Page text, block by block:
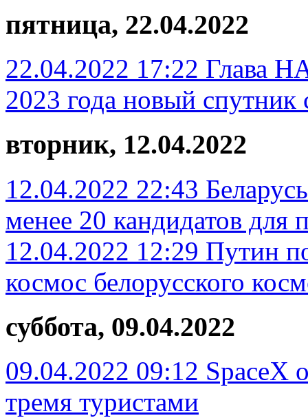
пятница, 22.04.2022
22.04.2022 17:22 Глава
2023 года новый
вторник, 12.04.2022
12.04.2022 22:43
менее 20 кандидатов для
12.04.2022 12:29 Путин
космос белорусского
суббота, 09.04.2022
09.04.2022 09:12 SpaceX
тремя туристами